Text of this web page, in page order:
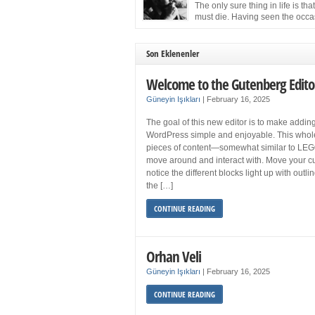
and still feel fatigued when your […]
The only sure thing in life is that
must die. Having seen the
the Cuban Revolution would succumb to that
Son Eklenenler
Welcome to the Gutenberg
Güneyin Işıkları February 16, 2025
The goal of this new editor is to make
WordPress simple and enjoyable. This
pieces of content—somewhat similar to
move around and interact with. Move your
notice the different blocks light up with
the […]
CONTINUE READING
Orhan Veli
Güneyin Işıkları February 16, 2025
CONTINUE READING